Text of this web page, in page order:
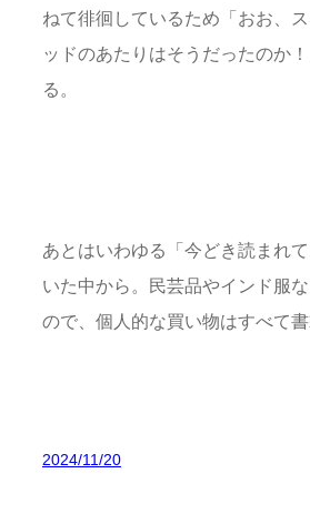
ねて徘徊しているため「おお、
ッドのあたりはそうだったのか
る。
あとはいわゆる「今どき読まれ
いた中から。民芸品やインド服
ので、個人的な買い物はすべて書
2024/11/20